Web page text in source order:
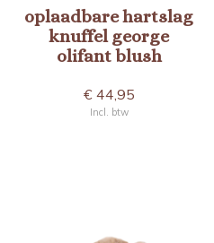
oplaadbare hartslag
knuffel george
olifant blush
€ 44,95
Incl. btw